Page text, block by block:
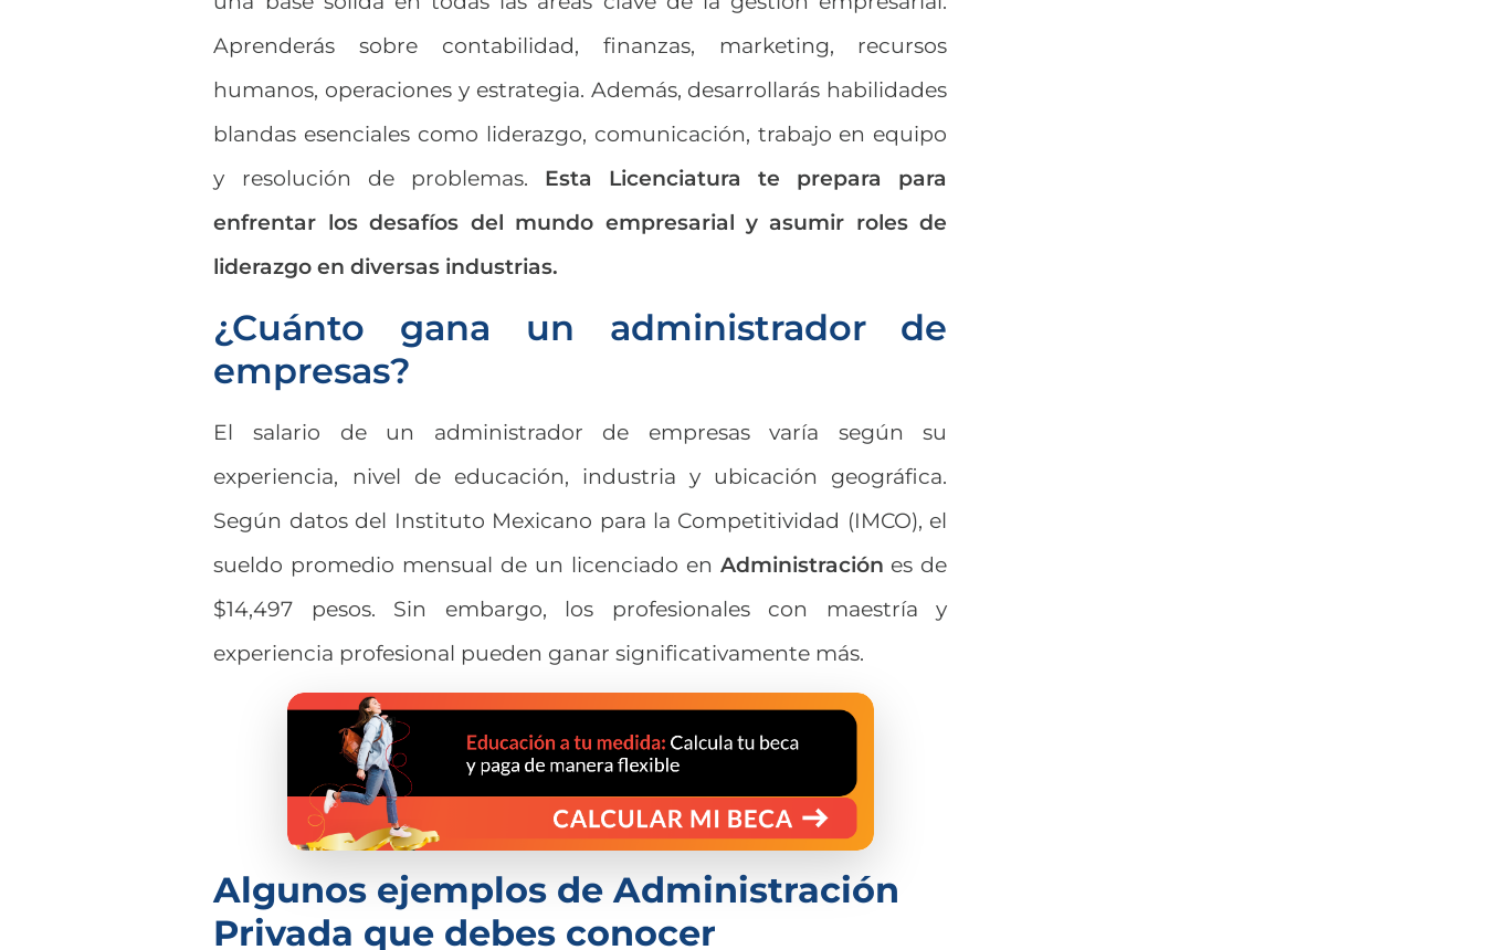
Aprenderás sobre contabilidad, finanzas, marketing, recursos
humanos, operaciones y estrategia. Además, desarrollarás habilidades
blandas esenciales como liderazgo, comunicación, trabajo en equipo
y resolución de problemas. Esta Licenciatura te prepara para
enfrentar los desafíos del mundo empresarial y asumir roles de
liderazgo en diversas industrias.
¿Cuánto gana un administrador de
empresas?
El salario de un administrador de empresas varía según su
experiencia, nivel de educación, industria y ubicación geográfica.
Según datos del Instituto Mexicano para la Competitividad (IMCO), el
sueldo promedio mensual de un licenciado en Administración es de
$14,497 pesos. Sin embargo, los profesionales con maestría y
experiencia profesional pueden ganar significativamente más.
Algunos ejemplos de Administración
Privada que debes conocer